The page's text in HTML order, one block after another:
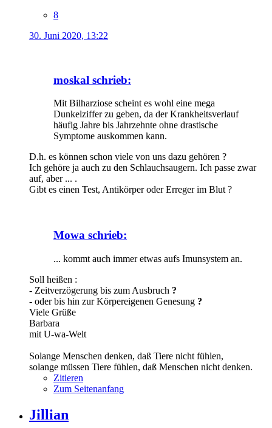
8
30. Juni 2020, 13:22
moskal schrieb:
Mit Bilharziose scheint es wohl eine mega
Dunkelziffer zu geben, da der Krankheitsverlauf
häufig Jahre bis Jahrzehnte ohne drastische
Symptome auskommen kann.
D.h. es können schon viele von uns dazu gehören ?
Ich gehöre ja auch zu den Schlauchsaugern. Ich passe zwar
auf, aber ... .
Gibt es einen Test, Antikörper oder Erreger im Blut ?
Mowa schrieb:
... kommt auch immer etwas aufs Imunsystem an.
Soll heißen :
- Zeitverzögerung bis zum Ausbruch ?
- oder bis hin zur Körpereigenen Genesung ?
Viele Grüße
Barbara
mit U-wa-Welt
Solange Menschen denken, daß Tiere nicht fühlen,
solange müssen Tiere fühlen, daß Menschen nicht denken.
Zitieren
Zum Seitenanfang
Jillian